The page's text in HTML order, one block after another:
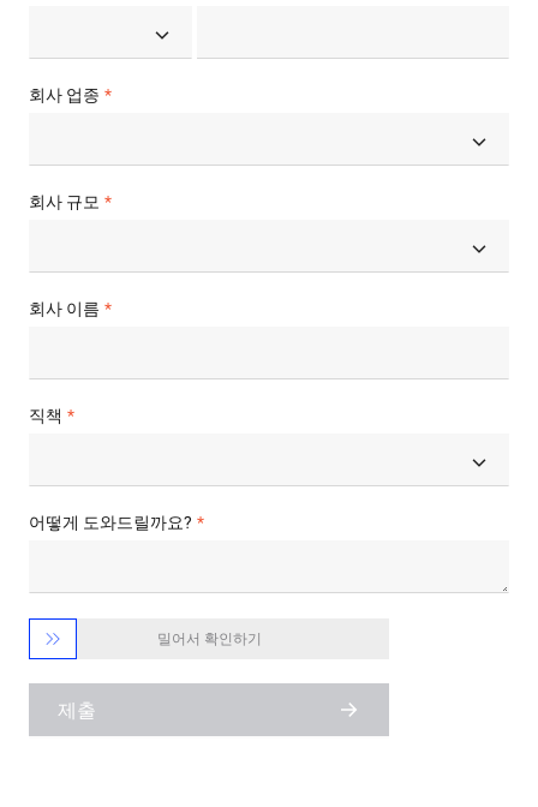
회사 업종
회사 규모
회사 이름
직책
어떻게 도와드릴까요?
 밀어서 확인하기
제출